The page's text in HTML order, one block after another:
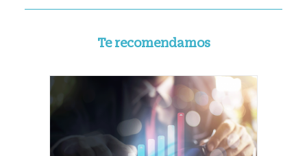
Te recomendamos